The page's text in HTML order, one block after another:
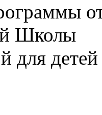
Школы
для детей